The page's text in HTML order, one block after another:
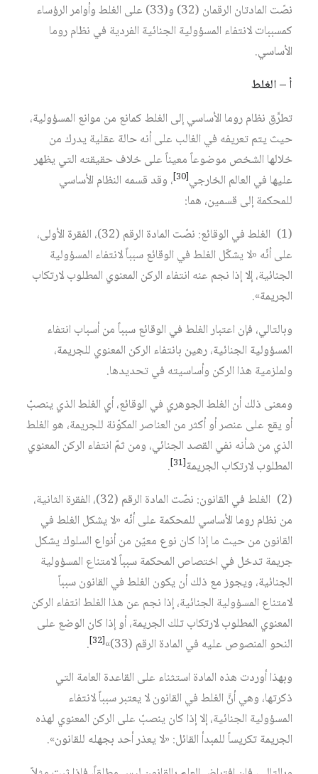
نصّت المادتان الرقمان (32) و(33) على الغلط وأوامر الرؤساء
كمسببات لانتفاء المسؤولية الجنائية الفردية في نظام روما
الأساسي.
أ – الغلط
تطرَّق نظام روما الأساسي إلى الغلط كمانع من موانع المسؤولية،
حيث يتم تعريفه في الغالب على أنه حالة عقلية يدرك من
خلالها الشخص موضوعاً معيناً على خلاف حقيقته التي يظهر
عليها في العالم الخارجي[30]
، وقد قسمه النظام الأساسي
للمحكمة إلى قسمين، هما:
(1) الغلط في الوقائع: نصّت المادة الرقم (32)، الفقرة الأولى،
على أنّه «لا يشكّل الغلط في الوقائع سبباً لانتفاء المسؤولية
الجنائية، إلا إذا نجم عنه انتفاء الركن المعنوي المطلوب لارتكاب
الجريمة».
وبالتالي، فإن اعتبار الغلط في الوقائع سبباً من أسباب انتفاء
المسؤولية الجنائية، رهين بانتفاء الركن المعنوي للجريمة،
ولملزمية هذا الركن وأساسيته في تحديدها.
ومعنى ذلك أن الغلط الجوهري في الوقائع، أي الغلط الذي ينصبّ
أو يقع على عنصر أو أكثر من العناصر المكوّنة للجريمة، هو الغلط
الذي من شأنه نفي القصد الجنائي، ومن ثمّ انتفاء الركن المعنوي
المطلوب لارتكاب الجريمة[31]
.
(2) الغلط في القانون: نصّت المادة الرقم (32)، الفقرة الثانية،
من نظام روما الأساسي للمحكمة على أنّه «لا يشكل الغلط في
القانون من حيث ما إذا كان نوع معيّن من أنواع السلوك يشكل
جريمة تدخل في اختصاص المحكمة سبباً لامتناع المسؤولية
الجنائية، ويجوز مع ذلك أن يكون الغلط في القانون سبباً
لامتناع المسؤولية الجنائية، إذا نجم عن هذا الغلط انتفاء الركن
المعنوي المطلوب لارتكاب تلك الجريمة، أو إذا كان الوضع على
النحو المنصوص عليه في المادة الرقم (33)»
[32]
.
وبهذا أوردت هذه المادة استثناء على القاعدة العامة التي
ذكرتها، وهي أنَّ الغلط في القانون لا يعتبر سبباً لانتفاء
المسؤولية الجنائية، إلا إذا كان ينصبّ على الركن المعنوي لهذه
الجريمة تكريساً للمبدأ القائل: «لا يعذر أحد بجهله للقانون».